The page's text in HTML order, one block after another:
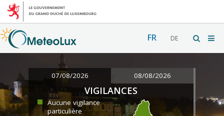
FR DE
07/08/2026 08/08/2026
VIGILANCES
Aucune vigilance
particulière